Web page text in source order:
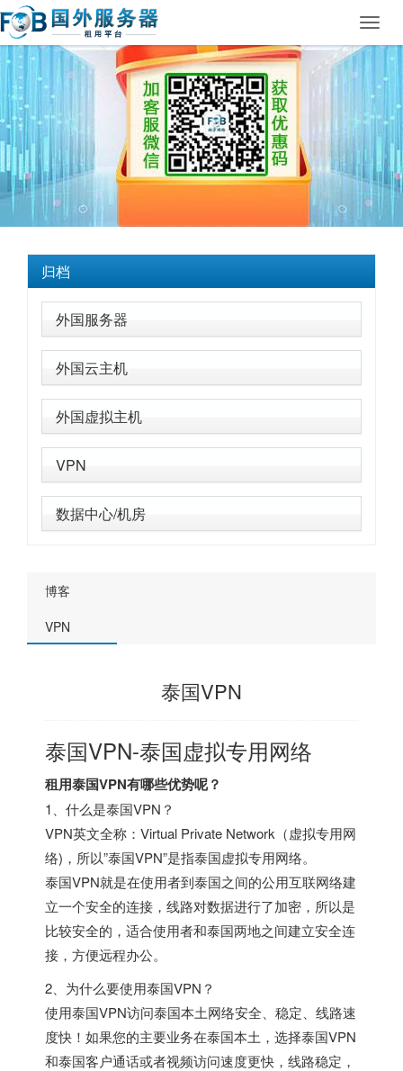
归档
外国服务器
外国云主机
外国虚拟主机
VPN
数据中心/机房
博客
VPN
泰国VPN
泰国VPN-泰国虚拟专用网络
租用泰国VPN有哪些优势呢？
1、什么是泰国VPN？
VPN英文全称：Virtual Private Network（虚拟专用网
络)，所以”泰国VPN”是指泰国虚拟专用网络。
泰国VPN就是在使用者到泰国之间的公用互联网络建
立一个安全的连接，线路对数据进行了加密，所以是
比较安全的，适合使用者和泰国两地之间建立安全连
接，方便远程办公。
2、为什么要使用泰国VPN？
使用泰国VPN访问泰国本土网络安全、稳定、线路速
度快！如果您的主要业务在泰国本土，选择泰国VPN
和泰国客户通话或者视频访问速度更快，线路稳定，